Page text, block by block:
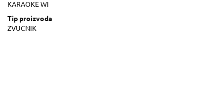
KARAOKE WI
Tip proizvoda
ZVUCNIK